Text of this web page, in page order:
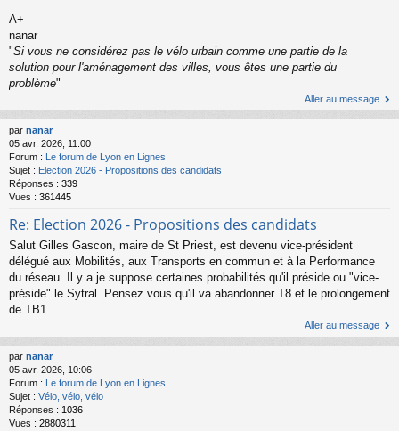
A+
nanar
"Si vous ne considérez pas le vélo urbain comme une partie de la
solution pour l'aménagement des villes, vous êtes une partie du
problème"
Aller au message
par nanar
05 avr. 2026, 11:00
Forum : Le forum de Lyon en Lignes
Sujet : Election 2026 - Propositions des candidats
Réponses : 339
Vues : 361445
Re: Election 2026 - Propositions des candidats
Salut Gilles Gascon, maire de St Priest, est devenu vice-président
délégué aux Mobilités, aux Transports en commun et à la Performance
du réseau. Il y a je suppose certaines probabilités qu'il préside ou "vice-
préside" le Sytral. Pensez vous qu'il va abandonner T8 et le prolongement
de TB1...
Aller au message
par nanar
05 avr. 2026, 10:06
Forum : Le forum de Lyon en Lignes
Sujet : Vélo, vélo, vélo
Réponses : 1036
Vues : 2880311